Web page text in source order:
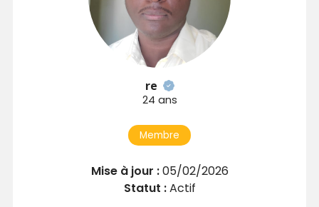
re
24 ans
Membre
Mise à jour :05/02/2026
Statut :Actif